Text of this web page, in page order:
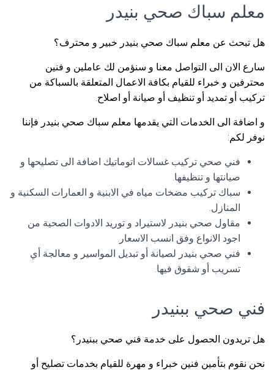
معلم سباك صحي بنيدر
هل تبحث عن معلم سباك صحي بنيدر خبير و محترف؟
سارع الان الى التواصل معنا و سنؤمن لك عاملين و فنين
محترفين و خبراء للقيام بكافة الاعمال المتعلقة بالسباكة من
تركيب أو تمديد أو تنظيف أو صيانة أو اصلاح.
و اضافة الى الخدمات التي يقدمها معلم سباك صحي بنيدر فإننا
نوفر لكم:
فني صحي تركيب غسالات اتوماتيك اضافة الى تصليحها و
صيانتها و تنظيفها.
سباك تركيب مضخات مياه في الابنية و العمارات السكنية و
المنازل.
مقاول صحي بنيدر لاستيراد و توريد الادوات الصحية من
اجود الانواع وفق انسب الاسعار.
فني صحي بنيدر لصيانة أو تبديل المواسير و معالجة أي
تسريب أو شقوق فيها.
فني صحي ببنيدر
هل تريدون الحصول على خدمة فني صحي ببنيدر؟
نحن نقوم بتأمين فنين خبراء و مهرة للقيام بخدمات تصليح أو